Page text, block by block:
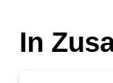
In